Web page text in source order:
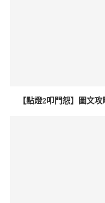
【點燈2叩門怨】圖文